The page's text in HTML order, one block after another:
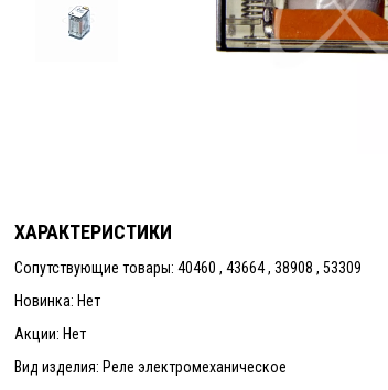
ХАРАКТЕРИСТИКИ
Сопутствующие товары: 40460 , 43664 , 38908 , 53309
Новинка: Нет
Акции: Нет
Вид изделия: Реле электромеханическое